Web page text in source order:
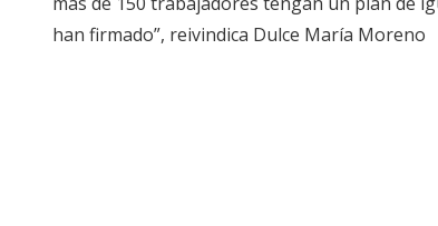
han firmado”, reivindica Dulce María Moreno